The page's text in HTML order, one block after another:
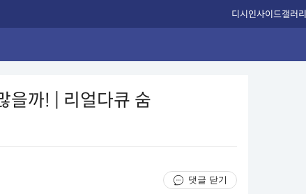
디시인사이드갤러리
을까! | 리얼다큐 숨
댓글 닫기